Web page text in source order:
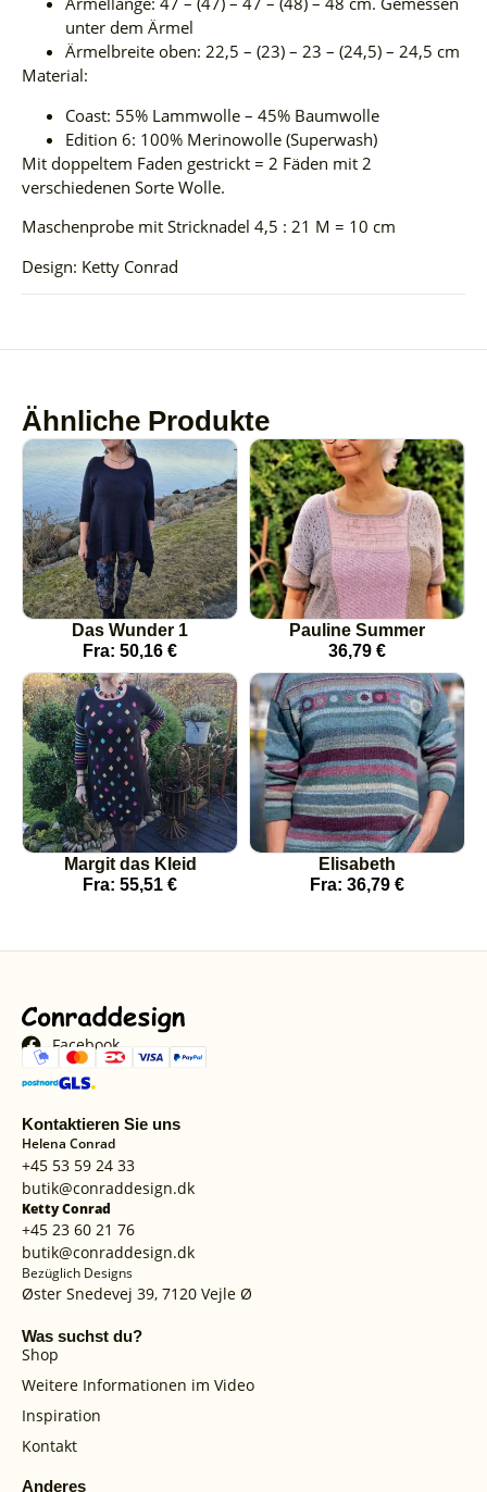
unter dem Ärmel
Ärmelbreite oben: 22,5 – (23) – 23 – (24,5) – 24,5 cm
Material:
Coast: 55% Lammwolle – 45% Baumwolle
Edition 6: 100% Merinowolle (Superwash)
Mit doppeltem Faden gestrickt = 2 Fäden mit 2
verschiedenen Sorte Wolle.
Maschenprobe mit Stricknadel 4,5 : 21 M = 10 cm
Design: Ketty Conrad
Ähnliche Produkte
Das Wunder 1
Fra: 50,16 €
Pauline Summer
36,79 €
Margit das Kleid
Fra: 55,51 €
Elisabeth
Fra: 36,79 €
Facebook
Kontaktieren Sie uns
Helena Conrad
+45 53 59 24 33
butik@conraddesign.dk
Ketty Conrad
+45 23 60 21 76
butik@conraddesign.dk
Bezüglich Designs
Øster Snedevej 39, 7120 Vejle Ø
Was suchst du?
Shop
Weitere Informationen im Video
Inspiration
Kontakt
Anderes